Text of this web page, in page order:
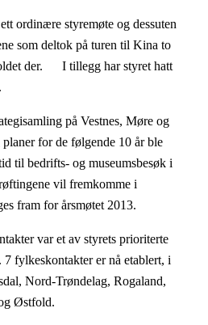
ordinære styremøte og dessuten
som deltok på turen til Kina to
der. I tillegg har styret hatt
på Vestnes, Møre og
for de følgende 10 år ble
til bedrifts- og museumsbesøk i
vil fremkomme i
fram for årsmøtet 2013.
var et av styrets prioriterte
fylkeskontakter er nå etablert, i
Nord-Trøndelag, Rogaland,
Østfold.